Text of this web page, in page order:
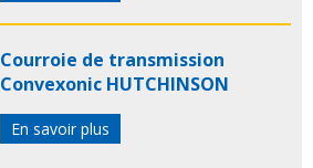
Courroie de transmission
Convexonic HUTCHINSON
En savoir plus